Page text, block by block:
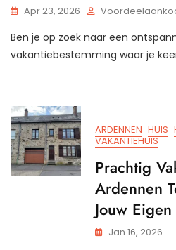
Apr 23, 2026
Ben je op zoek naar een
vakantiebestemming waar je
ARDENNEN HUIS
VAKANTIEHUIS
Prachtig
Ardennen
Jouw
Jan 16, 2026